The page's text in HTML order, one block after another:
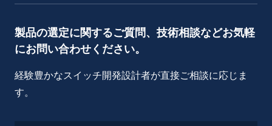
製品の選定に関するご質問、技術相談などお気軽
にお問い合わせください。
経験豊かなスイッチ開発設計者が直接ご相談に応じま
す。